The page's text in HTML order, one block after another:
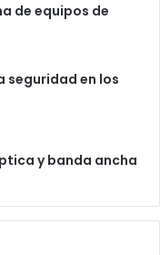
de equipos de
seguridad en los
y banda ancha